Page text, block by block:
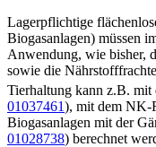
Lagerpflichtige
Biogasanlagen) müssen
Anwendung, wie bisher,
sowie die
Tierhaltung kann z.B. mit
01037461), mit dem NK-
Biogasanlagen mit der
01028738) berechnet